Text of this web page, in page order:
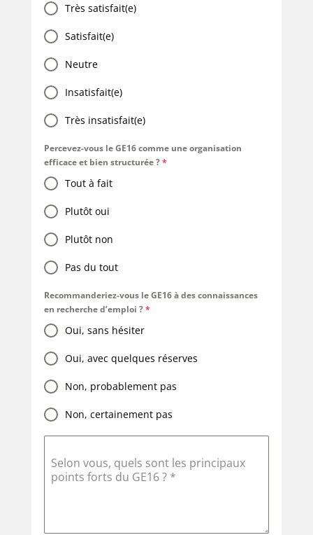
Très satisfait(e)
Satisfait(e)
Neutre
Insatisfait(e)
Très insatisfait(e)
Percevez-vous le GE16 comme une organisation
efficace et bien structurée ?*
Tout à fait
Plutôt oui
Plutôt non
Pas du tout
Recommanderiez-vous le GE16 à des connaissances
en recherche d’emploi ?*
Oui, sans hésiter
Oui, avec quelques réserves
Non, probablement pas
Non, certainement pas
Selon vous, quels sont les principaux
points forts du GE16 ? *